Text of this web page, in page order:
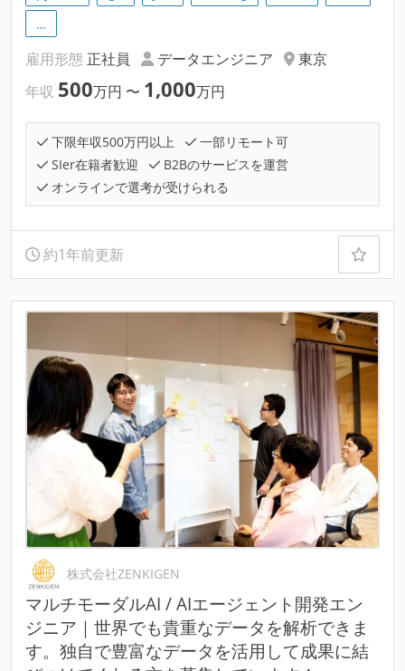
…
雇用形態 正社員 データエンジニア
東京
年収 500万円 〜 1,000万円
下限年収500万円以上
一部リモート可
SIer在籍者歓迎
B2Bのサービスを運営
オンラインで選考が受けられる
約1年前更新
株式会社ZENKIGEN
マルチモーダルAI / AIエージェント開発エン
ジニア｜世界でも貴重なデータを解析できま
す。独自で豊富なデータを活用して成果に結